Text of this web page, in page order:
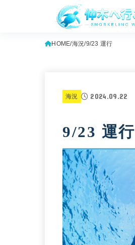
HOME 海況 9/23 運行
海況 2024.09.22
9/23 運行